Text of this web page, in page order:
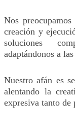
Nos
creación y
soluciones
adaptándonos a
Nuestro afán es
alentando la
expresiva tanto de